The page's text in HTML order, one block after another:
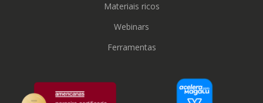
Materiais ricos
Webinars
Ferramentas